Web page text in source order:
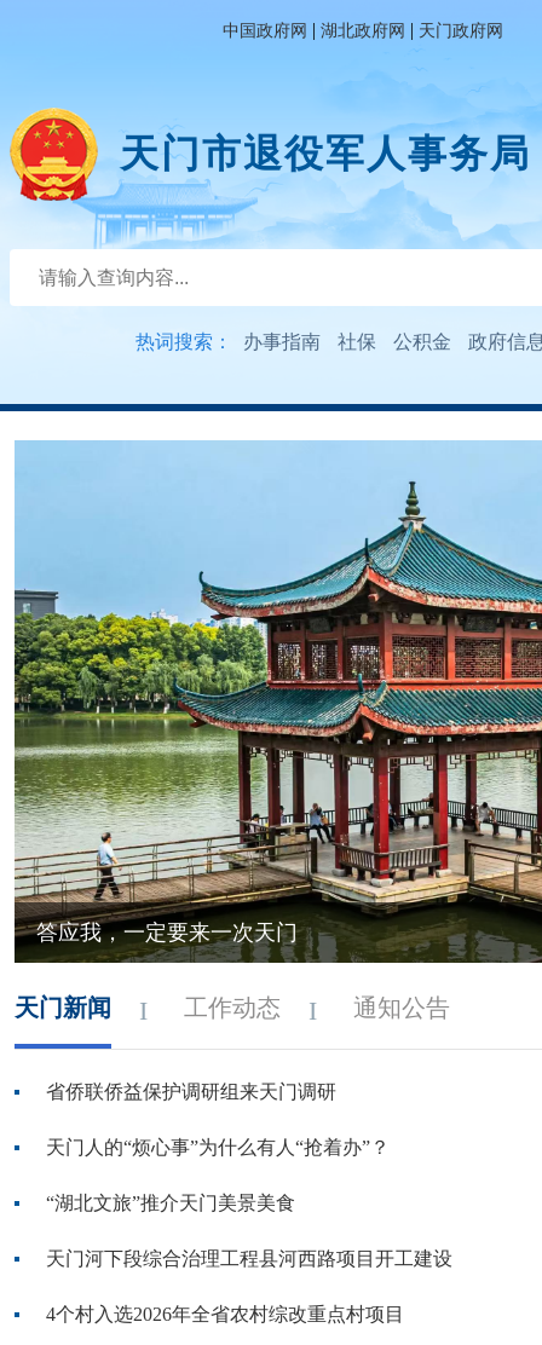
中国政府网 | 湖北政府网 | 天门政府网
天门市退役军人事务局
热词搜索： 办事指南 社保 公积金 政府信
答应我，一定要来一次天门
天门新闻 工作动态 通知公告
省侨联侨益保护调研组来天门调研
天门人的“烦心事”为什么有人“抢着办”？
“湖北文旅”推介天门美景美食
天门河下段综合治理工程县河西路项目开工建设
4个村入选2026年全省农村综改重点村项目